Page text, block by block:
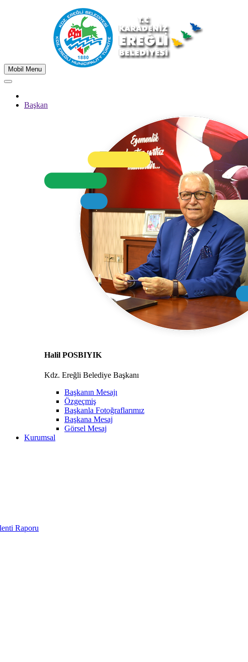
Mobil Menu
Başkan
Halil POSBIYIK
Kdz. Ereğli Belediye Başkanı
Başkanın Mesajı
Özgeçmiş
Başkanla Fotoğraflarımız
Başkana Mesaj
Görsel Mesaj
Kurumsal
Raporu